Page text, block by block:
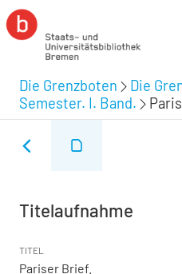
Die Grenzboten Die
Semester. I. Band.
Titelaufnahme
TITEL
Pariser Brief.